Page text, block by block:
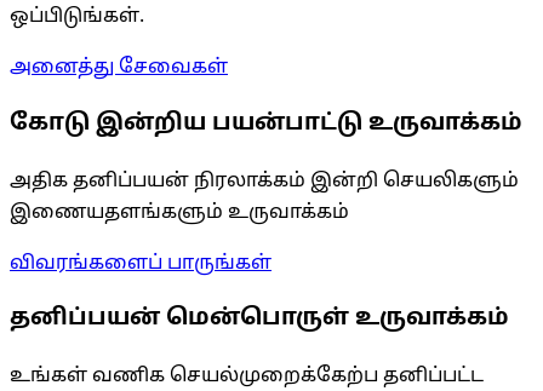
ஒப்பிடுங்கள்.
அனைத்து சேவைகள்
கோடு இன்றிய பயன்பாட்டு உருவாக்கம்
அதிக தனிப்பயன் நிரலாக்கம் இன்றி செயலிகளும்
இணையதளங்களும் உருவாக்கம்
விவரங்களைப் பாருங்கள்
தனிப்பயன் மென்பொருள் உருவாக்கம்
உங்கள் வணிக செயல்முறைக்கேற்ப தனிப்பட்ட